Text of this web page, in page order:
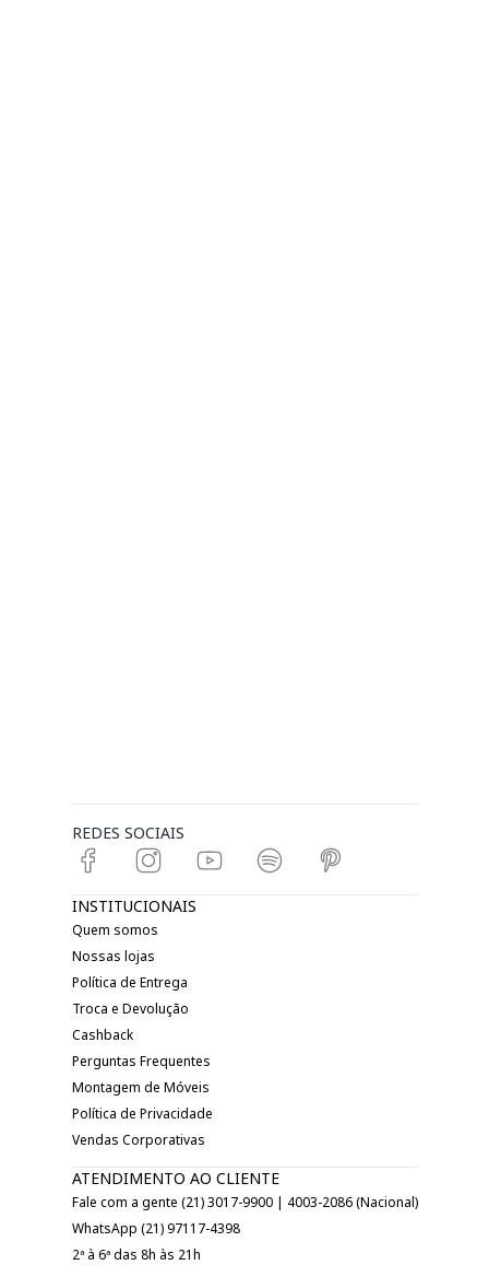
REDES SOCIAIS
INSTITUCIONAIS
Quem somos
Nossas lojas
Política de Entrega
Troca e Devolução
Cashback
Perguntas Frequentes
Montagem de Móveis
Política de Privacidade
Vendas Corporativas
ATENDIMENTO AO CLIENTE
Fale com a gente (21) 3017-9900 | 4003-2086 (Nacional)
WhatsApp (21) 97117-4398
2ª à 6ª das 8h às 21h